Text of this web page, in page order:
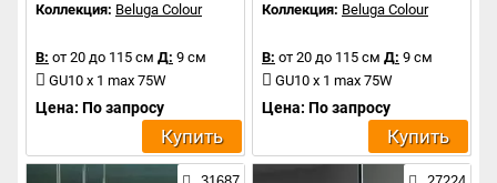
Коллекция: Beluga Colour
В: от 20 до 115 см Д: 9 см
GU10 x 1 max 75W
Цена: По запросу
Купить
Коллекция: Beluga Colour
В: от 20 до 115 см Д: 9 см
GU10 x 1 max 75W
Цена: По запросу
Купить